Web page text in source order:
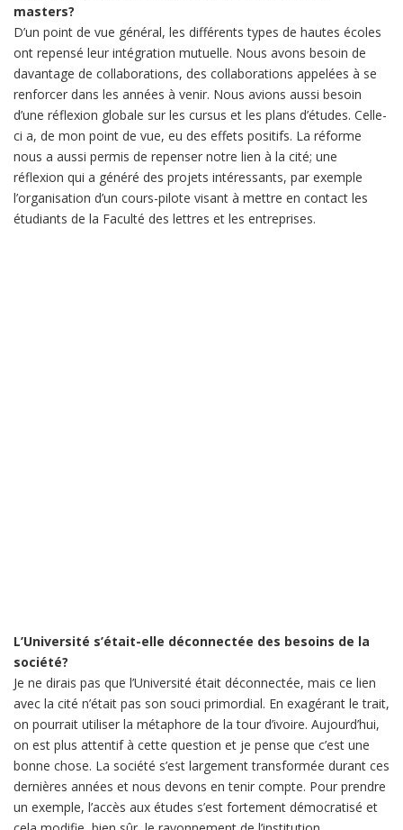
masters?
D’un point de vue général, les différents types de hautes écoles
ont repensé leur intégration mutuelle. Nous avons besoin de
davantage de collaborations, des collaborations appelées à se
renforcer dans les années à venir. Nous avions aussi besoin
d’une réflexion globale sur les cursus et les plans d’études. Celle-
ci a, de mon point de vue, eu des effets positifs. La réforme
nous a aussi permis de repenser notre lien à la cité; une
réflexion qui a généré des projets intéressants, par exemple
l’organisation d’un cours-pilote visant à mettre en contact les
étudiants de la Faculté des lettres et les entreprises.
L’Université s’était-elle déconnectée des besoins de la
société?
Je ne dirais pas que l’Université était déconnectée, mais ce lien
avec la cité n’était pas son souci primordial. En exagérant le trait,
on pourrait utiliser la métaphore de la tour d’ivoire. Aujourd’hui,
on est plus attentif à cette question et je pense que c’est une
bonne chose. La société s’est largement transformée durant ces
dernières années et nous devons en tenir compte. Pour prendre
un exemple, l’accès aux études s’est fortement démocratisé et